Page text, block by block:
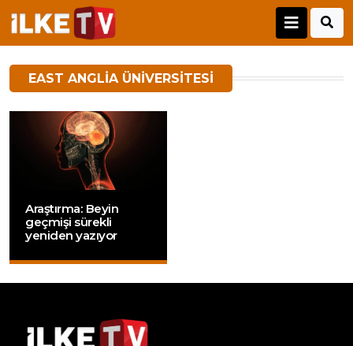
EAST ANGLIA ÜNIVERSITESI
Araştırma: Beyin
geçmişi sürekli
yeniden yazıyor